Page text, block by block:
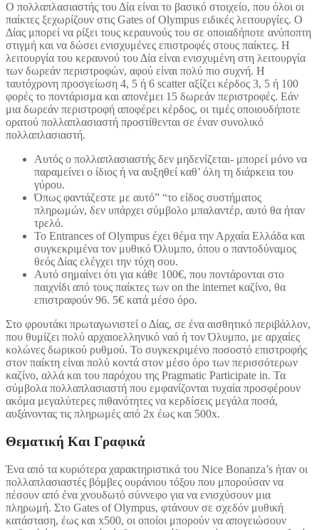
Ο πολλαπλασιαστής του Δία είναι το βασικό στοιχείο, που όλοι οι
παίκτες ξεχωρίζουν στις Gates of Olympus ειδικές λειτουργίες. Ο
Δίας μπορεί να ρίξει τους κεραυνούς του σε οποιαδήποτε ανύποπτη
στιγμή και να δώσει ενισχυμένες επιστροφές στους παίκτες. Η
λειτουργία του κεραυνού του Δία είναι ενισχυμένη στη λειτουργία
των δωρεάν περιστροφών, αφού είναι πολύ πιο συχνή. Η
ταυτόχρονη προσγείωση 4, 5 ή 6 scatter αξίζει κέρδος 3, 5 ή 100
φορές το ποντάρισμα και απονέμει 15 δωρεάν περιστροφές. Εάν
μια δωρεάν περιστροφή αποφέρει κέρδος, οι τιμές οποιουδήποτε
ορατού πολλαπλασιαστή προστίθενται σε έναν συνολικό
πολλαπλασιαστή.
Αυτός ο πολλαπλασιαστής δεν μηδενίζεται- μπορεί μόνο να
παραμείνει ο ίδιος ή να αυξηθεί καθ’ όλη τη διάρκεια του
γύρου.
Όπως φαντάζεστε με αυτό” “το είδος συστήματος
πληρωμών, δεν υπάρχει σύμβολο μπαλαντέρ, αυτό θα ήταν
τρελό.
Το Entrances of Olympus έχει θέμα την Αρχαία Ελλάδα και
συγκεκριμένα τον μυθικό Όλυμπο, όπου ο παντοδύναμος
θεός Δίας ελέγχει την τύχη σου.
Αυτό σημαίνει ότι για κάθε 100€, που ποντάρονται στο
παιχνίδι από τους παίκτες των on the internet καζίνο, θα
επιστραφούν 96. 5€ κατά μέσο όρο.
Στο φρουτάκι πρωταγωνιστεί ο Δίας, σε ένα αισθητικό περιβάλλον,
που θυμίζει πολύ αρχαιοελληνικό ναό ή τον Όλυμπο, με αρχαίες
κολώνες δωρικού ρυθμού. Το συγκεκριμένο ποσοστό επιστροφής
στον παίκτη είναι πολύ κοντά στον μέσο όρο των περισσότερων
καζίνο, αλλά και του παρόχου της Pragmatic Participate in. Τα
σύμβολα πολλαπλασιαστή που εμφανίζονται τυχαία προσφέρουν
ακόμα μεγαλύτερες πιθανότητες να κερδίσεις μεγάλα ποσά,
αυξάνοντας τις πληρωμές από 2x έως και 500x.
Θεματική Και Γραφικά
Ένα από τα κυριότερα χαρακτηριστικά του Nice Bonanza’s ήταν οι
πολλαπλασιαστές βόμβες ουράνιου τόξου που μπορούσαν να
πέσουν από ένα χνουδωτό σύννεφο για να ενισχύσουν μια
πληρωμή. Στο Gates of Olympus, φτάνουν σε σχεδόν μυθική
κατάσταση, έως και x500, οι οποίοι μπορούν να απογειώσουν